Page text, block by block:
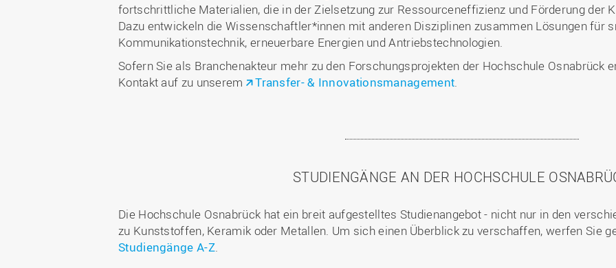
fortschrittliche Materialien, die in der Zielsetzung zur Ressourceneffizienz und Förderung der
Dazu entwickeln die Wissenschaftler*innen mit anderen Disziplinen zusammen Lösungen für
Kommunikationstechnik, erneuerbare Energien und Antriebstechnologien.
Sofern Sie als Branchenakteur mehr zu den Forschungsprojekten der Hochschule Osnabrück
Kontakt auf zu unserem
Transfer- & Innovationsmanagement.
STUDIENGÄNGE AN DER HOCHSCHULE
Die Hochschule Osnabrück hat ein breit aufgestelltes Studienangebot - nicht nur in den
zu Kunststoffen, Keramik oder Metallen. Um sich einen Überblick zu verschaffen, werfen Sie
Studiengänge A-Z.